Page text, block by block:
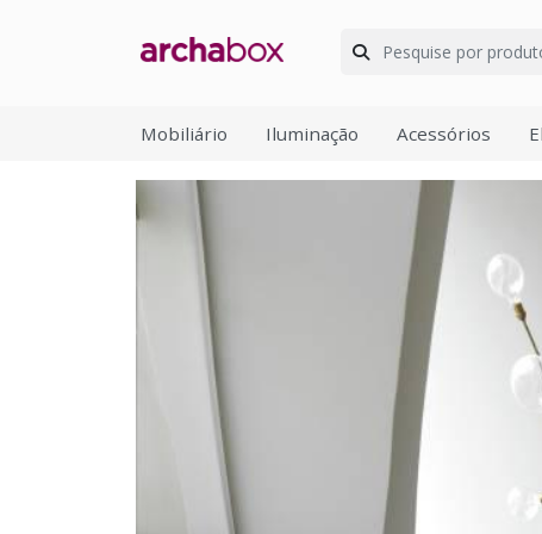
Mobiliário Iluminação Acessórios